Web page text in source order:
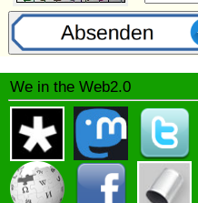
We in the Web2.0